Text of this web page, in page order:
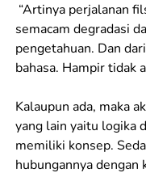
“Artinya perjalanan
semacam degradasi
pengetahuan. Dan
bahasa. Hampir tidak
Kalaupun ada, maka
yang lain yaitu logika
memiliki konsep.
hubungannya dengan